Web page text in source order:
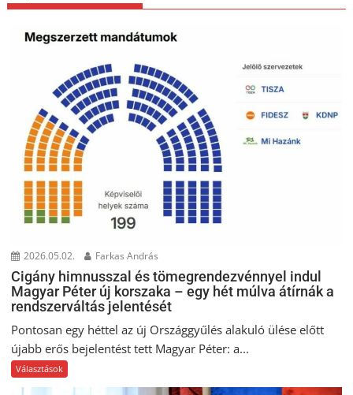
2026.05.02. Farkas András
Cigány himnusszal és tömegrendezvénnyel indul
Magyar Péter új korszaka – egy hét múlva átírnák a
rendszerváltás jelentését
Pontosan egy héttel az új Országgyűlés alakuló ülése előtt
újabb erős bejelentést tett Magyar Péter: a...
Választások